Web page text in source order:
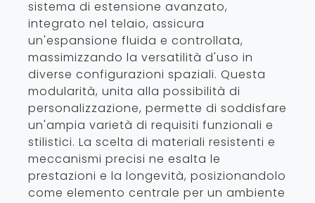
sistema di estensione avanzato,
integrato nel telaio, assicura
un'espansione fluida e controllata,
massimizzando la versatilità d'uso in
diverse configurazioni spaziali. Questa
modularità, unita alla possibilità di
personalizzazione, permette di soddisfare
un'ampia varietà di requisiti funzionali e
stilistici. La scelta di materiali resistenti e
meccanismi precisi ne esalta le
prestazioni e la longevità, posizionandolo
come elemento centrale per un ambiente